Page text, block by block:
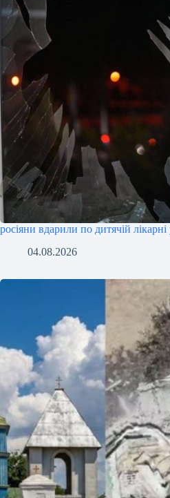
росіяни вдарили по дитячій
04.08.2026